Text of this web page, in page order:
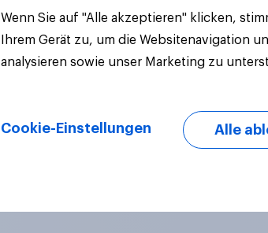
Artikel
Wenn Sie auf "Alle akzeptieren" klicken,
Ihrem Gerät zu, um die Websitenavigation
analysieren sowie unser Marketing zu
Cookie-Einstellungen Alle